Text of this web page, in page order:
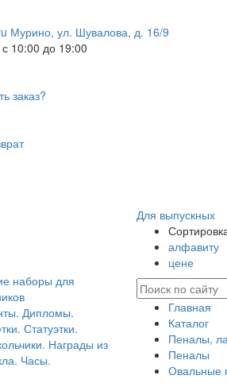
Мурино, ул. Шувалова, д. 16/9
с 10:00 до 19:00
заказ?
Для выпускных
наборы для
Дипломы.
Статуэтки.
Награды из
Часы.
алфавиту
цене
Главная
Каталог
Пеналы,
Пеналы
Овальные